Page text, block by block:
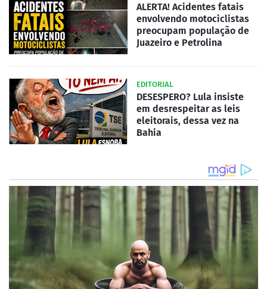
ALERTA! Acidentes fatais
envolvendo motociclistas
preocupam população de
Juazeiro e Petrolina
EDITORIAL
DESESPERO? Lula insiste
em desrespeitar as leis
eleitorais, dessa vez na
Bahia